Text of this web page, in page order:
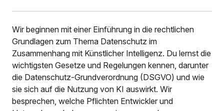
Wir beginnen mit einer Einführung in die rechtlichen
Grundlagen zum Thema Datenschutz im
Zusammenhang mit Künstlicher Intelligenz. Du lernst die
wichtigsten Gesetze und Regelungen kennen, darunter
die Datenschutz-Grundverordnung (DSGVO) und wie
sie sich auf die Nutzung von KI auswirkt. Wir
besprechen, welche Pflichten Entwickler und